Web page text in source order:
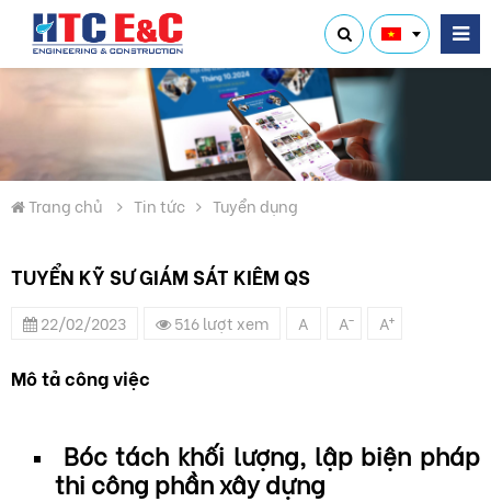
Trang chủ Tin tức Tuyển dụng
TUYỂN KỸ SƯ GIÁM SÁT KIÊM QS
22/02/2023 516 lượt xem A A- A+
Mô tả công việc
Bóc tách khối lượng, lập biện pháp
thi công phần xây dựng